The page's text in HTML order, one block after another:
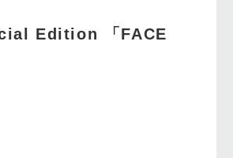
Edition 「FACE